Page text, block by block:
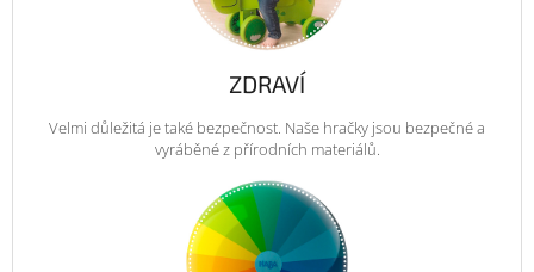
ZDRAVÍ
Velmi důležitá je také bezpečnost. Naše hračky jsou bezpečné a
vyráběné z přírodních materiálů.